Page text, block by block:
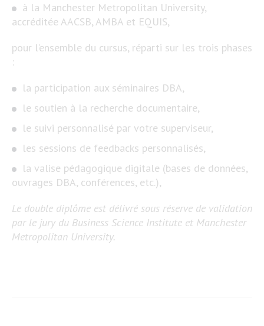
à la Manchester Metropolitan University,
accréditée AACSB, AMBA et EQUIS,
pour l’ensemble du cursus, réparti sur les trois phases
:
la participation aux séminaires DBA,
le soutien à la recherche documentaire,
le suivi personnalisé par votre superviseur,
les sessions de feedbacks personnalisés,
la valise pédagogique digitale (bases de données,
ouvrages DBA, conférences, etc.),
Le double diplôme est délivré sous réserve de validation
par le jury du Business Science Institute et Manchester
Metropolitan University.